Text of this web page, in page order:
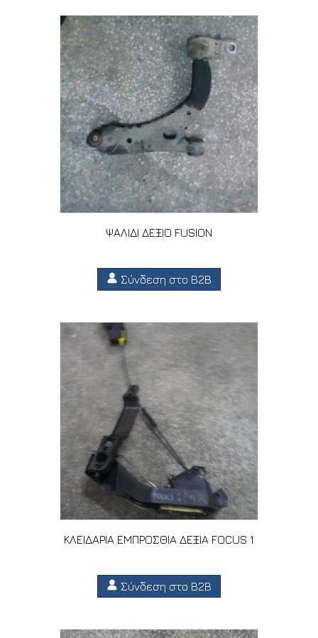
ΨΑΛΙΔΙ ΔΕΞΙΟ FUSION
Σύνδεση στο B2B
ΚΛΕΙΔΑΡΙΑ ΕΜΠΡΟΣΘΙΑ ΔΕΞΙΑ FOCUS 1
Σύνδεση στο B2B